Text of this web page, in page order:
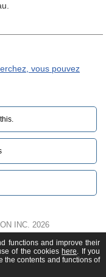
vous pouvez
INC. 2026
functions and improve their
of the cookies here. If you
the contents and functions of